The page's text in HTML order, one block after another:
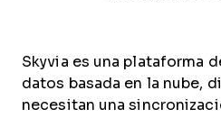
Skyvia es una plataforma
datos basada en la nube,
necesitan una